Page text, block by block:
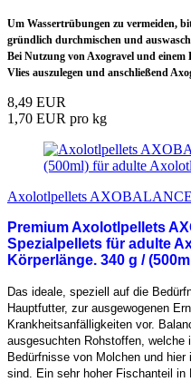
Um Wassertrübungen zu vermeiden,
gründlich durchmischen und
Bei Nutzung von Axogravel und
Vlies auszulegen und anschließend
8,49 EUR
1,70 EUR pro kg
Axolotlpellets
Premium Axolotlpellets
Spezialpellets für adulte
Körperlänge. 340 g /
Das ideale, speziell auf die
Hauptfutter, zur ausgewogenen
Krankheitsanfälligkeiten vor.
ausgesuchten Rohstoffen,
Bedürfnisse von Molchen und
sind. Ein sehr hoher Fischanteil